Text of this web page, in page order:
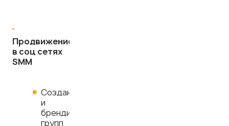
Продвижение
в соц сетях
SMM
Создание
и
брендирование
групп